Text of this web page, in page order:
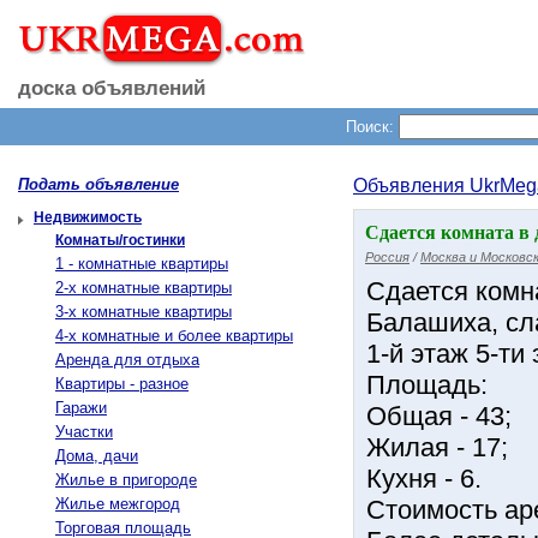
доска объявлений
Поиск:
Подать объявление
Недвижимость
Комнаты/гостинки
1 - комнатные квартиры
2-х комнатные квартиры
3-х комнатные квартиры
4-х комнатные и более квартиры
Аренда для отдыха
Квартиры - разное
Гаражи
Участки
Дома, дачи
Жилье в пригороде
Жилье межгород
Торговая площадь
Объявления
Сдается комната в
Россия /Москва и
Сдается
Балашиха,
1-й этаж 5-ти
Площадь:
Общая - 43;
Жилая - 17;
Кухня - 6.
Стоимость